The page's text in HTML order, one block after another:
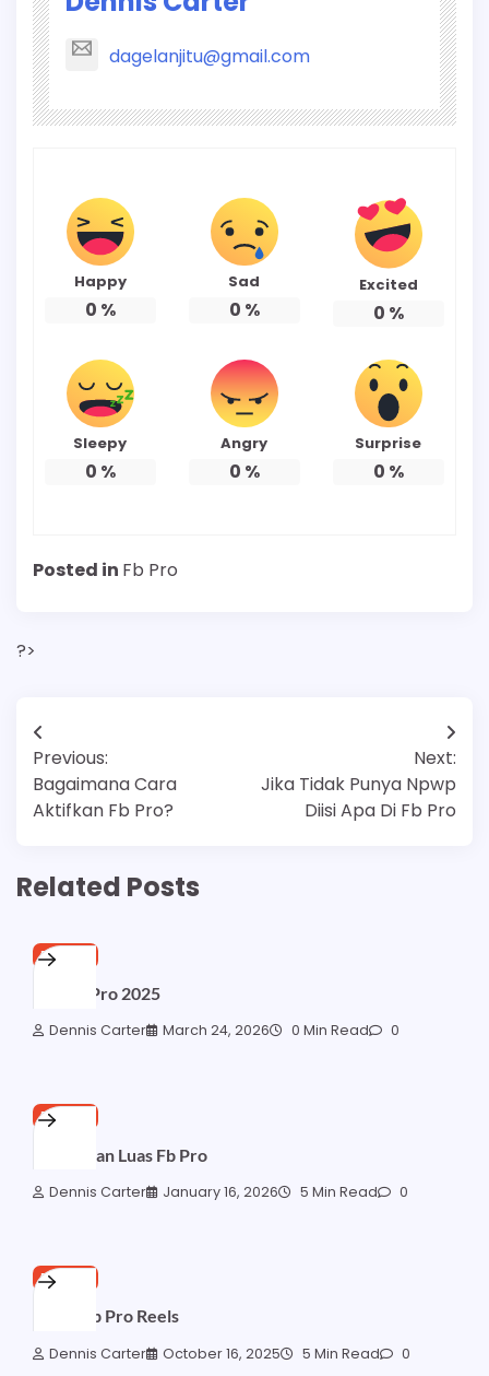
dagelanjitu@gmail.com
Happy
0 %
Sad
0 %
Excited
0 %
Sleepy
0 %
Angry
0 %
Surprise
0 %
Posted in Fb Pro
?>
Post
navigation
Previous:
Bagaimana Cara
Aktifkan Fb Pro?
Next:
Jika Tidak Punya Npwp
Diisi Apa Di Fb Pro
Related Posts
FB PRO
Gaji Fb Pro 2025
Dennis Carter March 24, 2026 0 Min Read 0
FB PRO
Jangkauan Luas Fb Pro
Dennis Carter January 16, 2026 5 Min Read 0
FB PRO
Kata2 Fb Pro Reels
Dennis Carter October 16, 2025 5 Min Read 0